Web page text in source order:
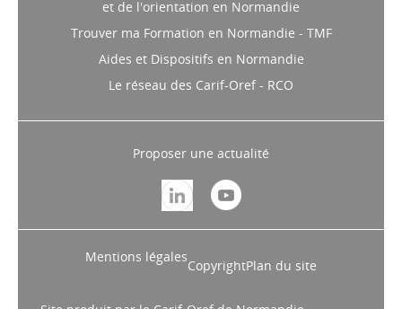
et de l'orientation en Normandie
Trouver ma Formation en Normandie - TMF
Aides et Dispositifs en Normandie
Le réseau des Carif-Oref - RCO
Proposer une actualité
Mentions légales
CopyrightPlan du site